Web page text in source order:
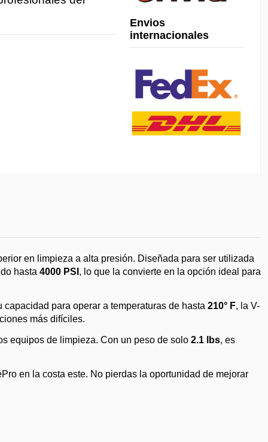
Envios
internacionales
en limpieza a alta presión. Diseñada para ser utilizada
hasta 4000 PSI , lo que la convierte en la opción ideal para
para operar a temperaturas de hasta 210° F, la V-
más difíciles.
equipos de limpieza. Con un peso de solo 2.1 lbs, es
en la costa este. No pierdas la oportunidad de mejorar